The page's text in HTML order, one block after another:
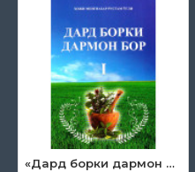
«Дард борки дармон бор» 1-китоб